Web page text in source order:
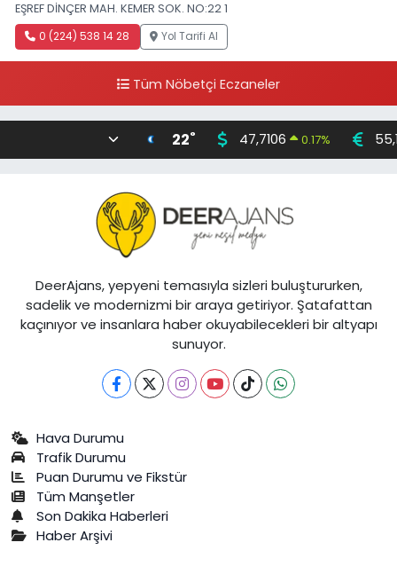
EŞREF DİNÇER MAH. KEMER SOK. NO:22 1
0 (224) 538 14 28 Yol Tarifi Al
Tüm Nöbetçi Eczaneler
22° 47,7106 0.17%
DeerAjans, yepyeni temasıyla sizleri buluştururken,
sadelik ve modernizmi bir araya getiriyor. Şatafattan
kaçınıyor ve insanlara haber okuyabilecekleri bir altyapı
sunuyor.
Hava Durumu
Trafik Durumu
Puan Durumu ve Fikstür
Tüm Manşetler
Son Dakika Haberleri
Haber Arşivi